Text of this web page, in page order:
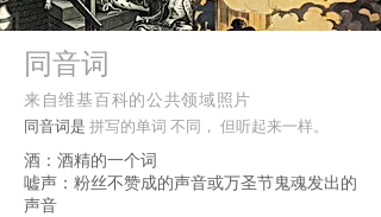
同音词
来自维基百科的公共领域照片
同音词是 拼写的单词 不同， 但听起来一样。
酒：酒精的一个词
嘘声：粉丝不赞成的声音或万圣节鬼魂发出的
声音